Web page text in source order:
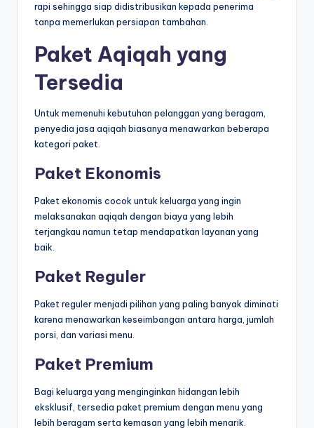
rapi sehingga siap didistribusikan kepada penerima
tanpa memerlukan persiapan tambahan.
Paket Aqiqah yang
Tersedia
Untuk memenuhi kebutuhan pelanggan yang beragam,
penyedia jasa aqiqah biasanya menawarkan beberapa
kategori paket.
Paket Ekonomis
Paket ekonomis cocok untuk keluarga yang ingin
melaksanakan aqiqah dengan biaya yang lebih
terjangkau namun tetap mendapatkan layanan yang
baik.
Paket Reguler
Paket reguler menjadi pilihan yang paling banyak diminati
karena menawarkan keseimbangan antara harga, jumlah
porsi, dan variasi menu.
Paket Premium
Bagi keluarga yang menginginkan hidangan lebih
eksklusif, tersedia paket premium dengan menu yang
lebih beragam serta kemasan yang lebih menarik.